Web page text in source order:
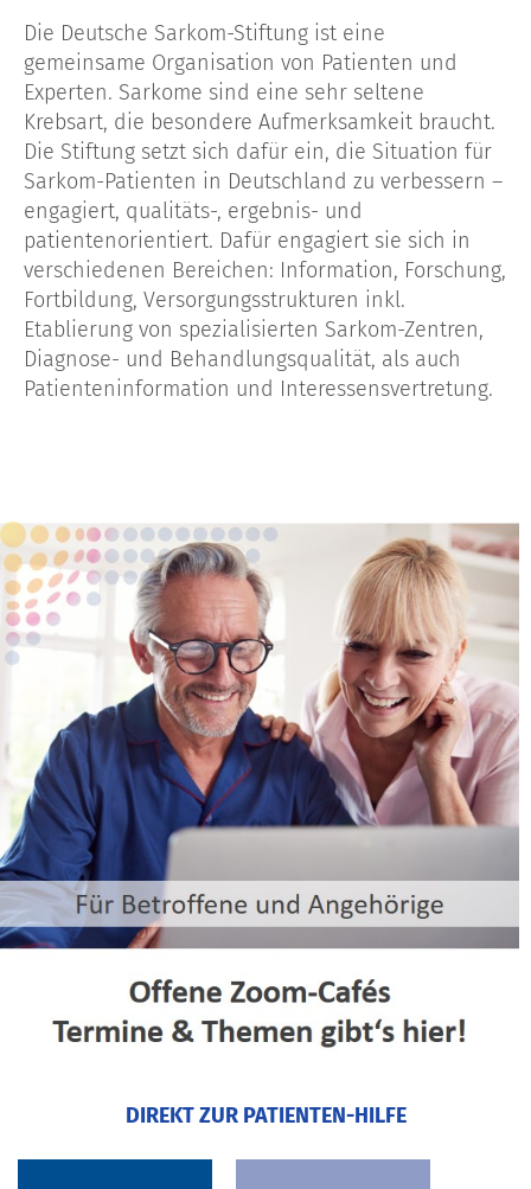
Die Deutsche Sarkom-Stiftung ist eine
gemeinsame Organisation von Patienten und
Experten. Sarkome sind eine sehr seltene
Krebsart, die besondere Aufmerksamkeit braucht.
Die Stiftung setzt sich dafür ein, die Situation für
Sarkom-Patienten in Deutschland zu verbessern –
engagiert, qualitäts-, ergebnis- und
patientenorientiert. Dafür engagiert sie sich in
verschiedenen Bereichen: Information, Forschung,
Fortbildung, Versorgungsstrukturen inkl.
Etablierung von spezialisierten Sarkom-Zentren,
Diagnose- und Behandlungsqualität, als auch
Patienteninformation und Interessensvertretung.
DIREKT ZUR PATIENTEN-HILFE